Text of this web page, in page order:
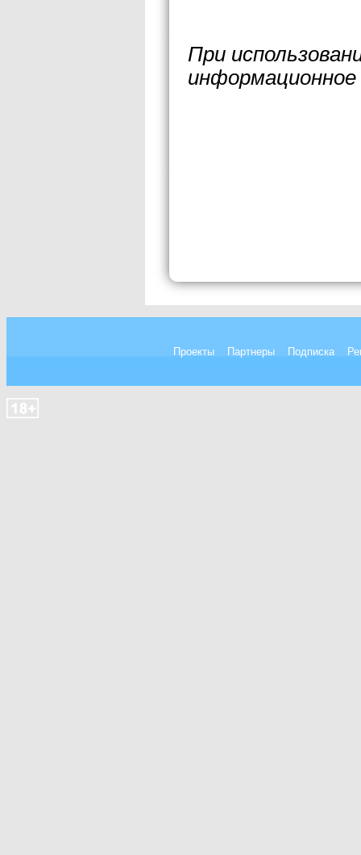
При
Проекты Партнеры Подписка